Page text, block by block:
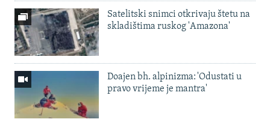
Satelitski snimci otkrivaju štetu na
skladištima ruskog 'Amazona'
Doajen bh. alpinizma: 'Odustati u
pravo vrijeme je mantra'